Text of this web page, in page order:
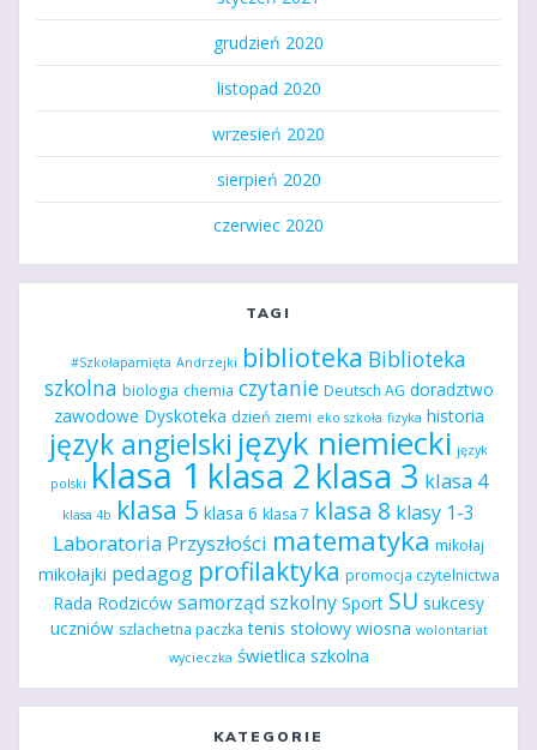
grudzień 2020
listopad 2020
wrzesień 2020
sierpień 2020
czerwiec 2020
TAGI
#Szkołapamięta Andrzejki biblioteka Biblioteka
szkolna biologia chemia czytanie Deutsch AG doradztwo
zawodowe Dyskoteka dzień ziemi eko szkoła fizyka historia
język angielski język niemiecki język
polski klasa 1 klasa 2klasa 3 klasa 4
klasa 4b klasa 5 klasa 6 klasa 7 klasa 8 klasy 1-3
Laboratoria Przyszłości matematyka mikołaj
mikołajki pedagog profilaktyka promocja czytelnictwa
Rada Rodziców samorząd szkolny Sport SU sukcesy
uczniów szlachetna paczka tenis stołowy wiosna wolontariat
wycieczka świetlica szkolna
KATEGORIE